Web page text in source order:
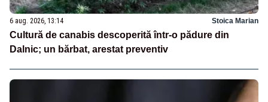
6 aug. 2026, 13:14 Stoica Marian
Cultură de canabis descoperită într-o pădure din
Dalnic; un bărbat, arestat preventiv